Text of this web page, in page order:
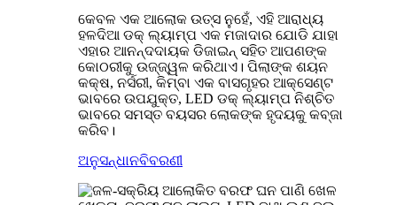
କେବଳ ଏକ ଆଲୋକ ଉତ୍ସ ନୁହେଁ, ଏହି ଆରାଧ୍ୟ
ହଳଦିଆ ଡକ୍ ଲ୍ୟାମ୍ପ ଏକ ମଜାଦାର ଯୋଡି ଯାହା
ଏହାର ଆନନ୍ଦଦାୟକ ଡିଜାଇନ୍ ସହିତ ଆପଣଙ୍କ
କୋଠରୀକୁ ଉଜ୍ଜ୍ୱଳ କରିଥାଏ। ପିଲାଙ୍କ ଶୟନ
କକ୍ଷ, ନର୍ସରୀ, କିମ୍ବା ଏକ ବାସଗୃହର ଆକ୍ସେଣ୍ଟ
ଭାବରେ ଉପଯୁକ୍ତ, LED ଡକ୍ ଲ୍ୟାମ୍ପ ନିଶ୍ଚିତ
ଭାବରେ ସମସ୍ତ ବୟସର ଲୋକଙ୍କ ହୃଦୟକୁ କବ୍ଜା
କରିବ।
ଅନୁସନ୍ଧାନବିବରଣୀ